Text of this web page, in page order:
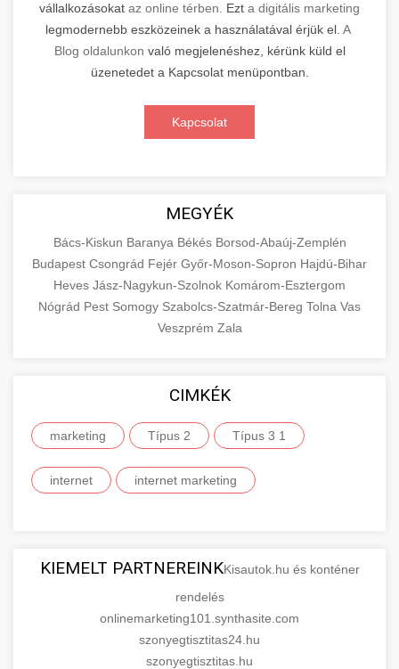
vállalkozásokat az online térben. Ezt a digitális marketing
legmodernebb eszközeinek a használatával érjük el. A
Blog oldalunkon való megjelenéshez, kérünk küld el
üzenetedet a Kapcsolat menüpontban.
Kapcsolat
MEGYÉK
Bács-Kiskun Baranya Békés Borsod-Abaúj-Zemplén
Budapest Csongrád Fejér Győr-Moson-Sopron Hajdú-Bihar
Heves Jász-Nagykun-Szolnok Komárom-Esztergom
Nógrád Pest Somogy Szabolcs-Szatmár-Bereg Tolna Vas
Veszprém Zala
CIMKÉK
marketing Típus 2 Típus 3 1
internet internet marketing
KIEMELT PARTNEREINKKisautok.hu és konténer
rendelés
onlinemarketing101.synthasite.com
szonyegtisztitas24.hu
szonyegtisztitas.hu